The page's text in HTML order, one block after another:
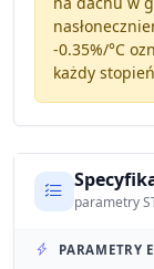
-0.35%/°C
każdy
parametry
PARAMETRY